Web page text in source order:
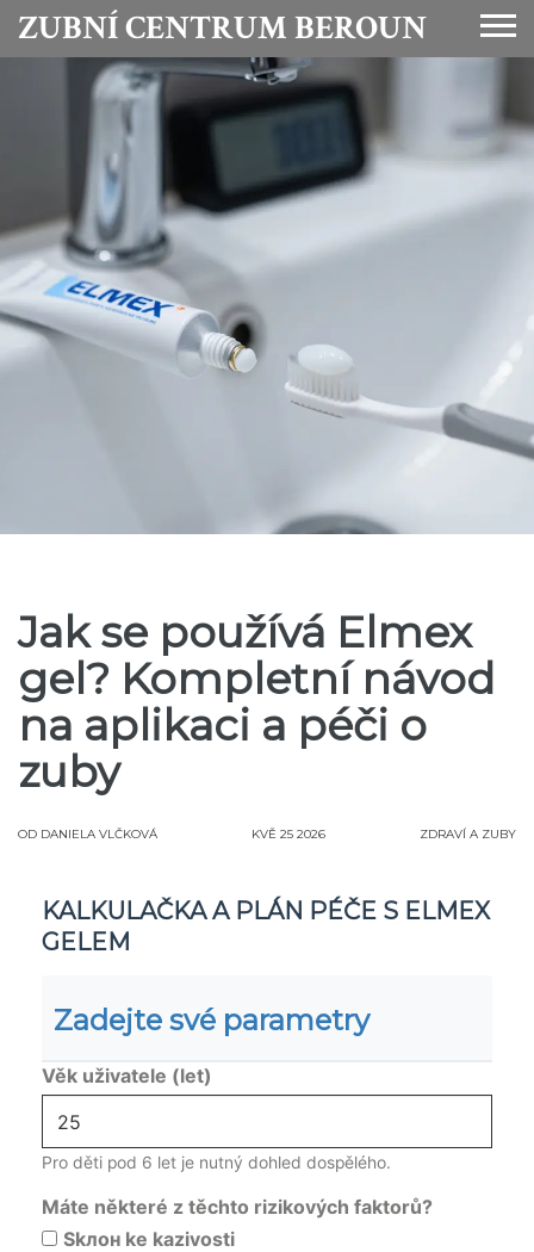
ZUBNÍ CENTRUM BEROUN
Jak se používá Elmex
gel? Kompletní návod
na aplikaci a péči o
zuby
OD DANIELA VLČKOVÁ KVĚ 25 2026 ZDRAVÍ A ZUBY
KALKULAČKA A PLÁN PÉČE S ELMEX
GELEM
Zadejte své parametry
Věk uživatele (let)
Pro děti pod 6 let je nutný dohled dospělého.
Máte některé z těchto rizikových faktorů?
Skлон ke kazivosti